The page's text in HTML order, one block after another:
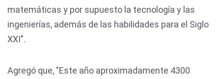
matemáticas y por supuesto la tecnología y las
ingenierías, además de las habilidades para el Siglo
XXI".
Agregó que, "Este año aproximadamente 4300